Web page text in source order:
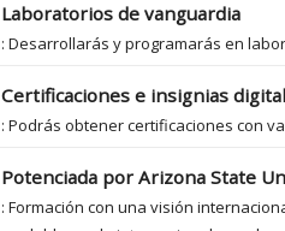
Laboratorios de vanguardia
: Desarrollarás y programarás en
Certificaciones e insignias
: Podrás obtener certificaciones con
Potenciada por Arizona State
: Formación con una visión